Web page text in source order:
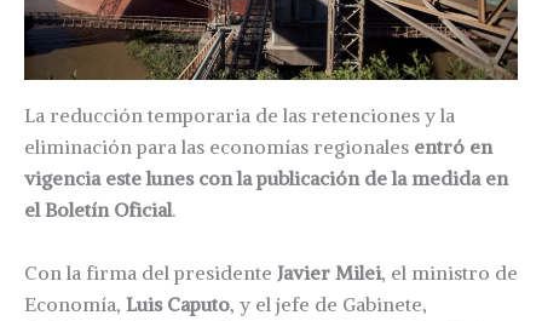
La reducción temporaria de las retenciones y la
eliminación para las economías regionales entró en
vigencia este lunes con la publicación de la medida en
el Boletín Oficial.
Con la firma del presidente Javier Milei, el ministro de
Economía, Luis Caputo, y el jefe de Gabinete,